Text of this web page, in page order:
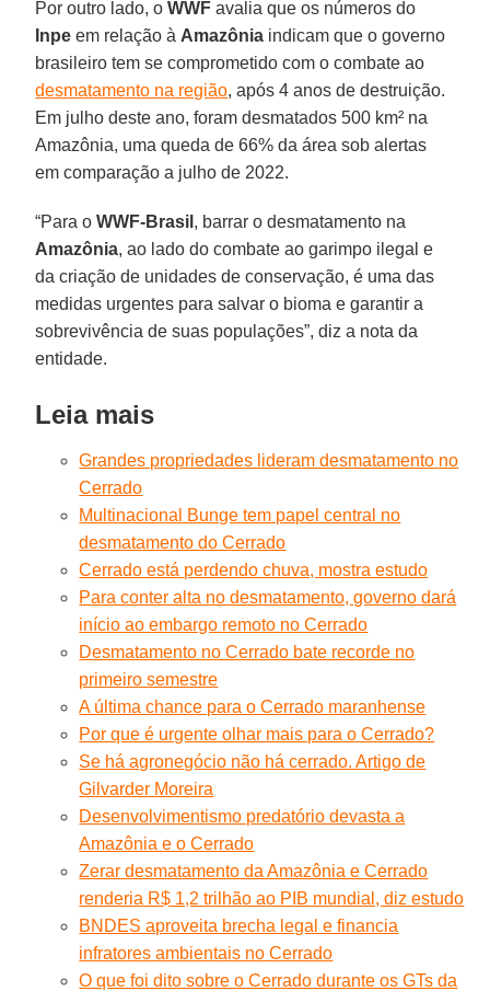
Por outro lado, oWWF avalia que os números do
Inpe em relação à Amazônia indicam que o governo
brasileiro tem se comprometido com o combate ao
desmatamento na região, após 4 anos de destruição.
Em julho deste ano, foram desmatados 500 km² na
Amazônia, uma queda de 66% da área sob alertas
em comparação a julho de 2022.
“Para oWWF-Brasil , barrar o desmatamento na
Amazônia, ao lado do combate ao garimpo ilegal e
da criação de unidades de conservação, é uma das
medidas urgentes para salvar o bioma e garantir a
sobrevivência de suas populações”, diz a nota da
entidade.
Leia mais
Grandes propriedades lideram desmatamento no
Cerrado
Multinacional Bunge tem papel central no
desmatamento do Cerrado
Cerrado está perdendo chuva, mostra estudo
Para conter alta no desmatamento, governo dará
início ao embargo remoto no Cerrado
Desmatamento no Cerrado bate recorde no
primeiro semestre
A última chance para o Cerrado maranhense
Por que é urgente olhar mais para o Cerrado?
Se há agronegócio não há cerrado. Artigo de
Gilvarder Moreira
Desenvolvimentismo predatório devasta a
Amazônia e o Cerrado
Zerar desmatamento da Amazônia e Cerrado
renderia R$ 1,2 trilhão ao PIB mundial, diz estudo
BNDES aproveita brecha legal e financia
infratores ambientais no Cerrado
O que foi dito sobre o Cerrado durante os GTs da